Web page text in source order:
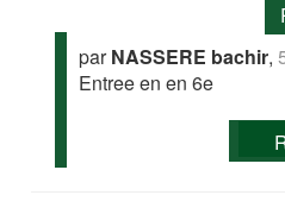
parNASSERE bachir,
Entree en en 6e